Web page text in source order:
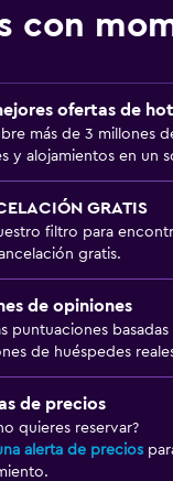
con
ofertas de
más de 3 millones
y alojamientos en un
GRATIS
filtro para
gratis.
de opiniones
puntuaciones
de huéspedes
de precios
quieres reservar?
alerta de precios